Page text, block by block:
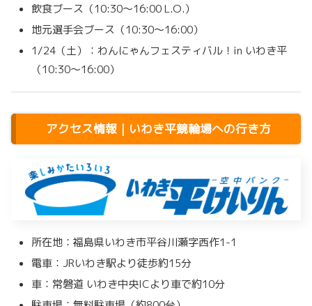
飲食ブース（10:30〜16:00 L.O.）
地元選手会ブース（10:30〜16:00）
1/24（土）：わんにゃんフェスティバル！in いわき平
（10:30〜16:00）
アクセス情報｜いわき平競輪場への行き方
所在地：福島県いわき市平谷川瀬字西作1-1
電車：JRいわき駅より徒歩約15分
車：常磐道 いわき中央ICより車で約10分